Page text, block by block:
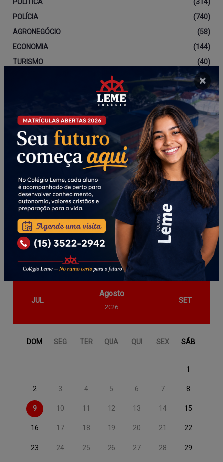
POLÍTICA
(314)
POLÍCIA
(740)
AGRONEGÓCIO
(58)
ECONOMIA
(144)
TURISMO
(40)
(196)
(67)
(136)
SAÚDE
(251)
Newsletter
Assine nosso boletim informativo para receber
nossas atualizações.
INSCRITO
JUL
Agosto
2026
SET
DOM SEG TER QUA QUI SEX SÁB
1
2 3 4 5 6 7 8
9 10 11 12 13 14 15
16 17 18 19 20 21 22
23 24 25 26 27 28 29
×